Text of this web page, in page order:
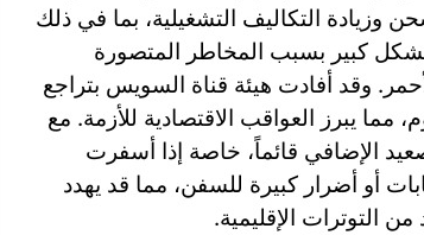
وزيادة التكاليف التشغيلية، بما في ذلك
كبير بسبب المخاطر المتصورة
وقد أفادت هيئة قناة السويس بتراجع
مما يبرز العواقب الاقتصادية للأزمة. مع
الإضافي قائماً، خاصة إذا أسفرت
أو أضرار كبيرة للسفن، مما قد يهدد
التوترات الإقليمية.